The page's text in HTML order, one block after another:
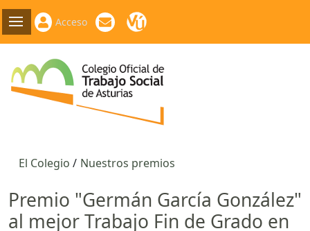
Acceso
El Colegio Nuestros premios
Premio "Germán García González"
al mejor Trabajo Fin de Grado en